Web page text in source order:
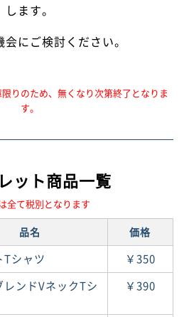
します。
にご検討ください。
りのため、無くなり次第終了となりま
す。
ット商品一覧
全て税別となります
品名 価格
Tシャツ
￥350
レンドVネックTシ
￥390